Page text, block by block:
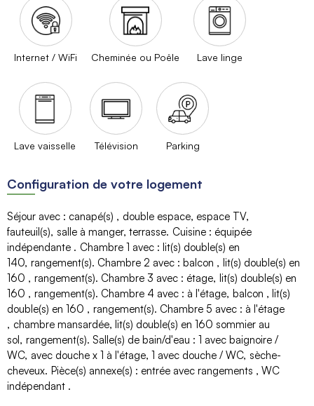
Internet / WiFi Cheminée ou Poêle Lave linge
Lave vaisselle Télévision Parking
Configuration de votre logement
Séjour avec : canapé(s) double espace espace TV
fauteuil(s) salle à manger terrasse Cuisine : équipée
indépendante
Chambre 1 avec : lit(s) double(s) en
140 rangement(s) Chambre 2 avec : balcon
lit(s) double(s) en
160
rangement(s) Chambre 3 avec : étage
lit(s) double(s) en
160
rangement(s) Chambre 4 avec : à l'étage balcon
lit(s)
double(s) en 160
rangement(s) Chambre 5 avec : à l'étage
chambre mansardée
lit(s) double(s) en 160 sommier au
sol
rangement(s) Salle(s) de bain/d'eau : 1 avec baignoire /
WC avec douche x 1 à l'étage 1 avec douche / WC sèche-
cheveux Pièce(s) annexe(s) : entrée avec rangements
WC
indépendant